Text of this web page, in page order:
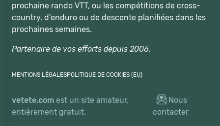
prochaine rando VTT, ou les compétitions de cross-
country, d'enduro ou de descente planifiées dans les
prochaines semaines.
Partenaire de vos efforts depuis 2006.
MENTIONS LÉGALESPOLITIQUE DE COOKIES (EU)
vetete.com est un site amateur,
entièrement gratuit.
Nous
contacter